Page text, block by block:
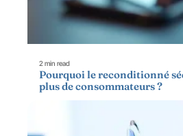
2 min read
Pourquoi le reconditionné
plus de consommateurs ?